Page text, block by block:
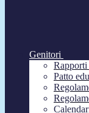
Genitori
Patto